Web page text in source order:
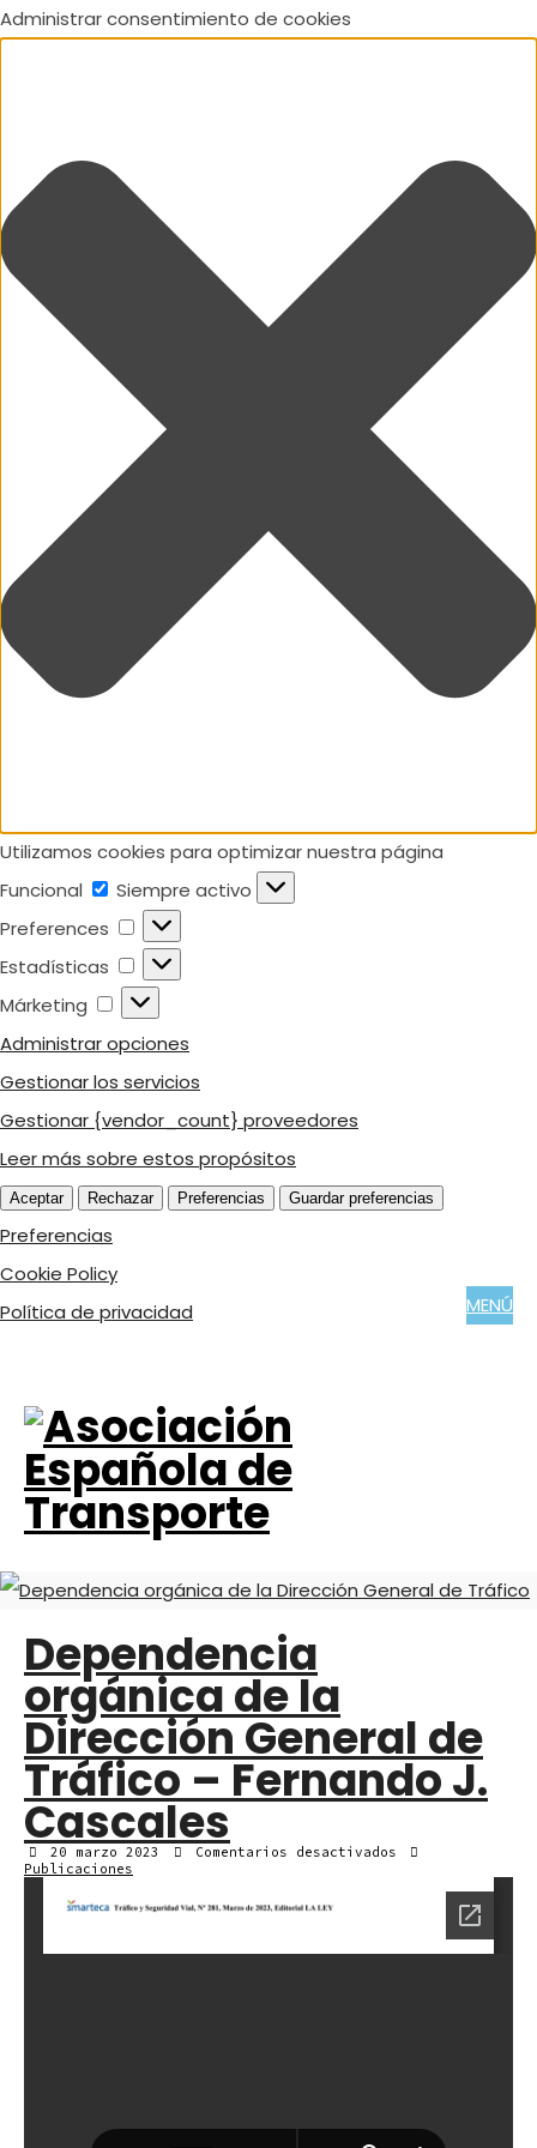
Administrar consentimiento de cookies
Utilizamos cookies para optimizar nuestra página
Funcional
Funcional
Siempre activo
Preferences
Preferences
Estadísticas
Estadísticas
Márketing
Márketing
Administrar opciones
Gestionar los servicios
Gestionar {vendor_count} proveedores
Leer más sobre estos propósitos
Aceptar Rechazar Preferencias Guardar preferencias
Preferencias
Cookie Policy
Política de privacidad
MENÚ
Dependencia
orgánica de la
Dirección General de
Tráfico – Fernando J.
Cascales
20 marzo 2023 Comentarios desactivadosen
General
Publicaciones